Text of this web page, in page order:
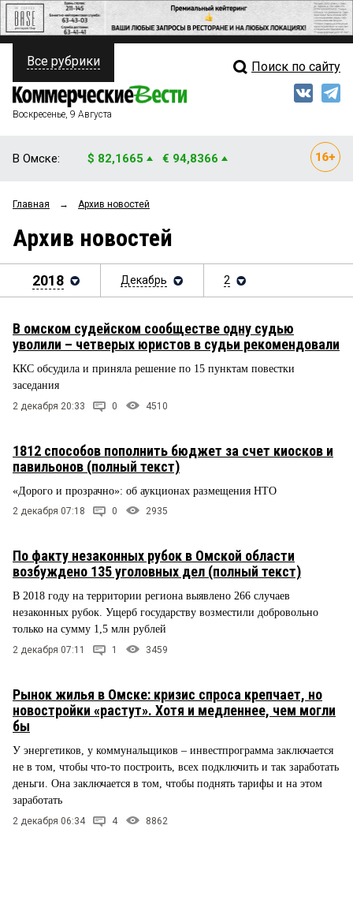
ПОЛИТИКА
ФИНАНСЫ
ОБЩЕСТВО
ЗАКОН
НОВОСТИ КОМПАНИЙ
СТИЛЬ ЖИЗНИ
Свежий выпуск
Блоги
Все рубрики Поиск по сайту
Воскресенье, 9 Августа
В Омске: $ 82,1665 € 94,8366
Главная → Архив новостей
Архив новостей
2018 Декабрь 2
В омском судейском сообществе одну судью
уволили – четверых юристов в судьи рекомендовали
ККС обсудила и приняла решение по 15 пунктам повестки
заседания
2 декабря 20:33 0 4510
1812 способов пополнить бюджет за счет киосков и
павильонов (полный текст)
«Дорого и прозрачно»: об аукционах размещения НТО
2 декабря 07:18 0 2935
По факту незаконных рубок в Омской области
возбуждено 135 уголовных дел (полный текст)
В 2018 году на территории региона выявлено 266 случаев
незаконных рубок. Ущерб государству возместили добровольно
только на сумму 1,5 млн рублей
2 декабря 07:11 1 3459
Рынок жилья в Омске: кризис спроса крепчает, но
новостройки «растут». Хотя и медленнее, чем могли
бы
У энергетиков, у коммунальщиков – инвестпрограмма заключается
не в том, чтобы что-то построить, всех подключить и так заработать
деньги. Она заключается в том, чтобы поднять тарифы и на этом
заработать
2 декабря 06:34 4 8862